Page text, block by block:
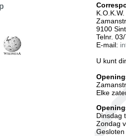
K.O.K.W.
9100
Telnr.
E-mail:
U kunt
Elke
Dinsdag
Zondag
Gesloten